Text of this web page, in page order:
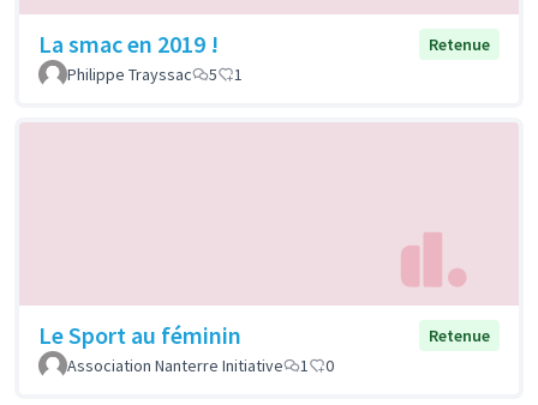
La smac en 2019 !
Retenue
Philippe Trayssac
5 1
Le Sport au féminin
Retenue
Association Nanterre Initiative
1 0